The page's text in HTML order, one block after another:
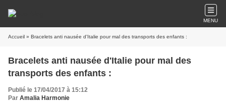
MENU
Accueil » Bracelets anti nausée d'Italie pour mal des transports des enfants :
Bracelets anti nausée d'Italie pour mal des
transports des enfants :
Publié le 17/04/2017 à 15:12
Par Amalia Harmonie